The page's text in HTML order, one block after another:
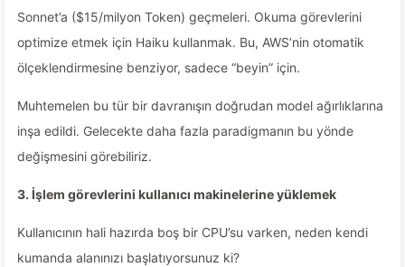
Sonnet’a ($15/milyon Token) geçmeleri. Okuma görevlerini
optimize etmek için Haiku kullanmak. Bu, AWS’nin otomatik
ölçeklendirmesine benziyor, sadece “beyin” için.
Muhtemelen bu tür bir davranışın doğrudan model ağırlıklarına
inşa edildi. Gelecekte daha fazla paradigmanın bu yönde
değişmesini görebiliriz.
3. İşlem görevlerini kullanıcı makinelerine yüklemek
Kullanıcının hali hazırda boş bir CPU’su varken, neden kendi
kumanda alanınızı başlatıyorsunuz ki?